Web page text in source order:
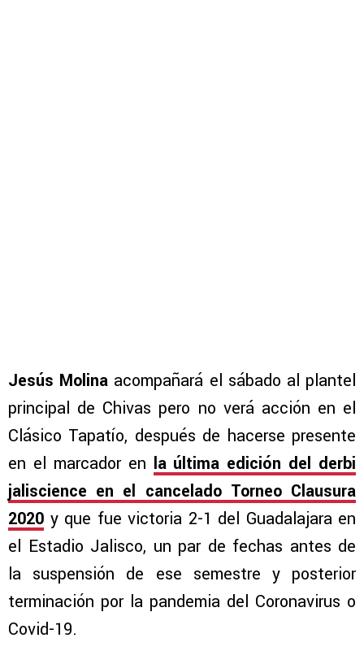
Jesús Molina acompañará el sábado al plantel
principal de Chivas pero no verá acción en el
Clásico Tapatío, después de hacerse presente
en el marcador en la última edición del derbi
jaliscience en el cancelado Torneo Clausura
2020 y que fue victoria 2-1 del Guadalajara en
el Estadio Jalisco, un par de fechas antes de
la suspensión de ese semestre y posterior
terminación por la pandemia del Coronavirus o
Covid-19.